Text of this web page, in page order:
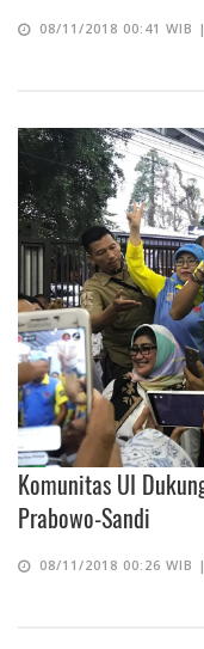
08/11/2018 00:41 WIB
Komunitas UI
Prabowo-Sandi
08/11/2018 00:26 WIB